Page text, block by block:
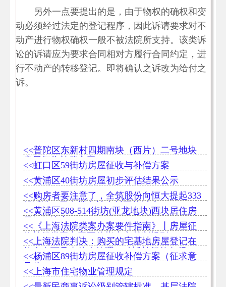
另外一点要提出的是，由于物权的确权和变
动必须经过法定的登记程序，因此诉请要求对不
动产进行物权确权一般不被法院所支持。该类诉
讼的诉请应为要求合同相对方履行合同约定，进
行不动产的转移登记。即将确认之诉改为给付之
诉。
<<普陀区东新村四期南块（西片）二号地块
房屋征收补偿方案
<<虹口区59街坊房屋征收与补偿方案
<<黄浦区40街坊房屋初步评估结果公示
<<购房者要注意了，全筑股份向恒大提起333
起诉讼，已有楼盘被查封不能过户
<<黄浦区508-514街坊(亚龙地块)西块居住房
屋征收决定
<<《上海法院类案办案要件指南》丨房屋征
收补偿类案办案要件指南之裁判规则
<<上海法院判决：购买的宅基地房屋登记在
他人名下且由他人管理，动迁补偿款各得
50%
<<杨浦区89街坊房屋征收补偿方案（征求意
见稿）
<<上海市住宅物业管理规定